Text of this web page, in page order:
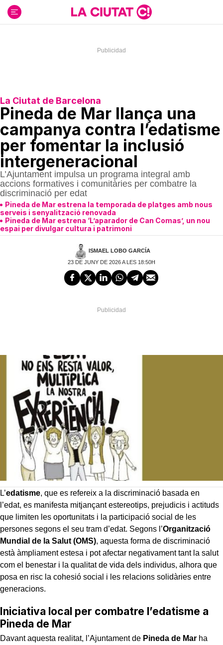
contenido
La Ciutat de Barcelona
Pineda de Mar llança una
campanya contra l’edatisme
per fomentar la inclusió
intergeneracional
L’Ajuntament impulsa un programa integral amb
accions formatives i comunitàries per combatre la
discriminació per edat
Pineda de Mar estrena la temporada de platges amb nous
serveis i senyalització renovada
Pineda de Mar estrena ‘L’aparador de Can Comas’, un nou
espai per divulgar cultura i patrimoni
ISMAEL LOBO GARCÍA
23 DE JUNY DE 2026 A LES 18:50H
L’edatisme, que es refereix a la discriminació basada en
l’edat, es manifesta mitjançant estereotips, prejudicis i actituds
que limiten les oportunitats i la participació social de les
persones segons el seu tram d’edat. Segons l’Organització
Mundial de la Salut (OMS), aquesta forma de discriminació
està àmpliament estesa i pot afectar negativament tant la salut
com el benestar i la qualitat de vida dels individus, alhora que
posa en risc la cohesió social i les relacions solidàries entre
generacions.
Iniciativa local per combatre l’edatisme a
Pineda de Mar
Davant aquesta realitat, l’Ajuntament de Pineda de Mar ha